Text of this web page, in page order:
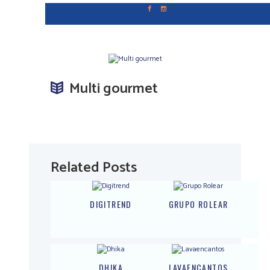
Multi gourmet
Related Posts
DIGITREND GRUPO ROLEAR
DHIKA LAVAENCANTOS